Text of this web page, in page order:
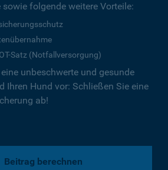
folgende weitere Vorteile:
Satz (Notfallversorgung)
unbeschwerte und gesunde
Ihren Hund vor: Schließen Sie eine
ab!
Beitrag berechnen